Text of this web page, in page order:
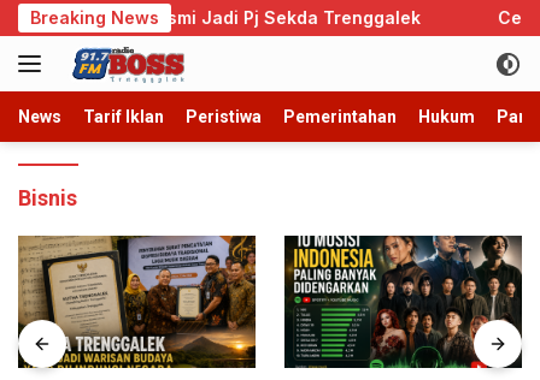
Langsung
ke
konten
Breaking News
Resmi Jadi Pj Sekda Trenggalek Cegah
News Tarif Iklan Peristiwa Pemerintahan Hukum
Bisnis